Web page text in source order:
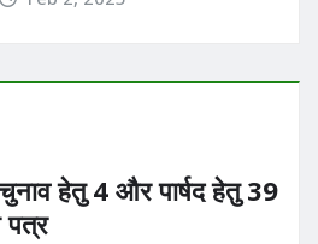
हेतु 4 और पार्षद हेतु 39
पत्र